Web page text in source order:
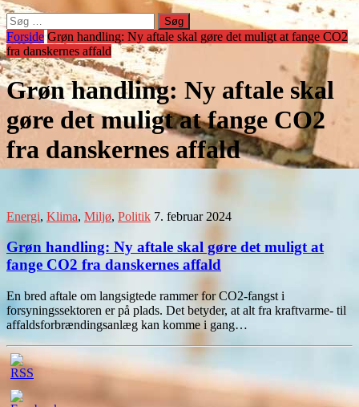
Søg
efter:
Forside Grøn handling: Ny aftale skal gøre det muligt at fange CO2
fra danskernes affald
Grøn handling: Ny aftale skal
gøre det muligt at fange CO2
fra danskernes affald
Energi, Klima, Miljø, Politik 7. februar 2024
Grøn handling: Ny aftale skal gøre det muligt at
fange CO2 fra danskernes affald
En bred aftale om langsigtede rammer for CO2-fangst i
forsyningssektoren er på plads. Det betyder, at alt fra kraftvarme- til
affaldsforbrændingsanlæg kan komme i gang…